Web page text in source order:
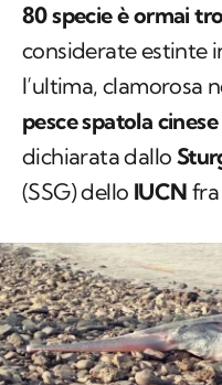
80 specie è ormai
considerate estinte
l’ultima, clamorosa
pesce spatola cinese
dichiarata dallo
(SSG) dello IUCN